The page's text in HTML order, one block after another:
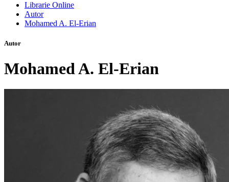
Librarie Online
Autor
Mohamed A. El-Erian
Autor
Mohamed A. El-Erian